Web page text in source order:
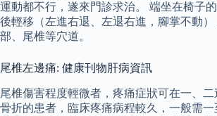
運動都不行，遂來門診求治。 端坐在椅子
後輕移（左進右退、左退右進，腳掌不動
部、尾椎等穴道。
尾椎左邊痛: 健康刊物肝病資訊
尾椎傷害程度輕微者，疼痛症狀可在一、
骨折的患者，臨床疼痛病程較久，一般需一